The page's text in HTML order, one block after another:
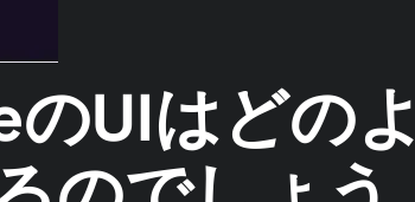
UIはどのよ